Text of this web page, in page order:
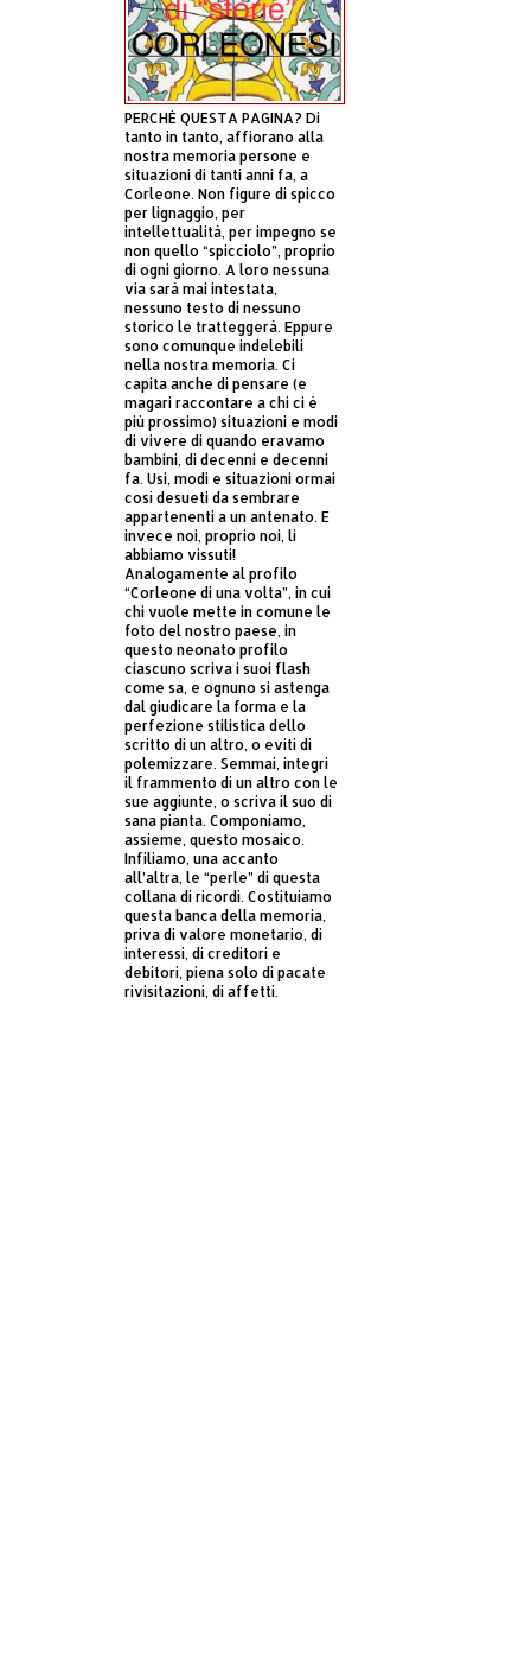
PERCHÈ QUESTA PAGINA? Di
tanto in tanto, affiorano alla
nostra memoria persone e
situazioni di tanti anni fa, a
Corleone. Non figure di spicco
per lignaggio, per
intellettualità, per impegno se
non quello “spicciolo”, proprio
di ogni giorno. A loro nessuna
via sarà mai intestata,
nessuno testo di nessuno
storico le tratteggerà. Eppure
sono comunque indelebili
nella nostra memoria. Ci
capita anche di pensare (e
magari raccontare a chi ci è
più prossimo) situazioni e modi
di vivere di quando eravamo
bambini, di decenni e decenni
fa. Usi, modi e situazioni ormai
così desueti da sembrare
appartenenti a un antenato. E
invece noi, proprio noi, li
abbiamo vissuti!
Analogamente al profilo
“Corleone di una volta”, in cui
chi vuole mette in comune le
foto del nostro paese, in
questo neonato profilo
ciascuno scriva i suoi flash
come sa, e ognuno si astenga
dal giudicare la forma e la
perfezione stilistica dello
scritto di un altro, o eviti di
polemizzare. Semmai, integri
il frammento di un altro con le
sue aggiunte, o scriva il suo di
sana pianta. Componiamo,
assieme, questo mosaico.
Infiliamo, una accanto
all’altra, le “perle” di questa
collana di ricordi. Costituiamo
questa banca della memoria,
priva di valore monetario, di
interessi, di creditori e
debitori, piena solo di pacate
rivisitazioni, di affetti.